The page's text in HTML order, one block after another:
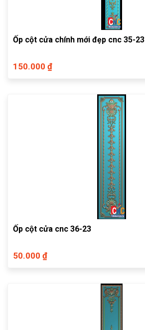
Ốp cột cửa chính mới đẹp cnc 35-23
150.000 ₫
Ốp cột cửa cnc 36-23
50.000 ₫